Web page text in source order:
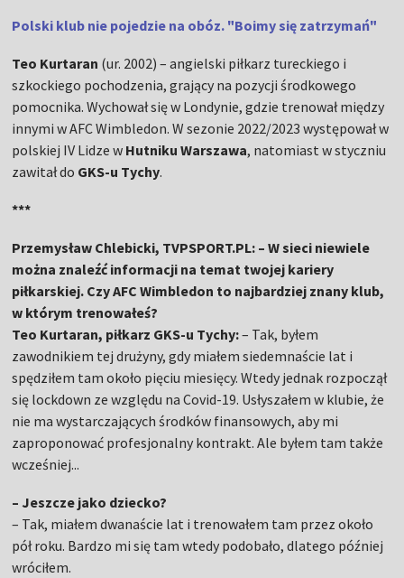
Polski klub nie pojedzie na obóz. "Boimy się zatrzymań"
Teo Kurtaran (ur. 2002) – angielski piłkarz tureckiego i
szkockiego pochodzenia, grający na pozycji środkowego
pomocnika. Wychował się w Londynie, gdzie trenował między
innymi w AFC Wimbledon. W sezonie 2022/2023 występował w
polskiej IV Lidze w Hutniku Warszawa, natomiast w styczniu
zawitał do GKS-u Tychy.
***
Przemysław Chlebicki, TVPSPORT.PL: – W sieci niewiele
można znaleźć informacji na temat twojej kariery
piłkarskiej. Czy AFC Wimbledon to najbardziej znany klub,
w którym trenowałeś?
Teo Kurtaran, piłkarz GKS-u Tychy:– Tak, byłem
zawodnikiem tej drużyny, gdy miałem siedemnaście lat i
spędziłem tam około pięciu miesięcy. Wtedy jednak rozpoczął
się lockdown ze względu na Covid-19. Usłyszałem w klubie, że
nie ma wystarczających środków finansowych, aby mi
zaproponować profesjonalny kontrakt. Ale byłem tam także
wcześniej...
– Jeszcze jako dziecko?
– Tak, miałem dwanaście lat i trenowałem tam przez około
pół roku. Bardzo mi się tam wtedy podobało, dlatego później
wróciłem.